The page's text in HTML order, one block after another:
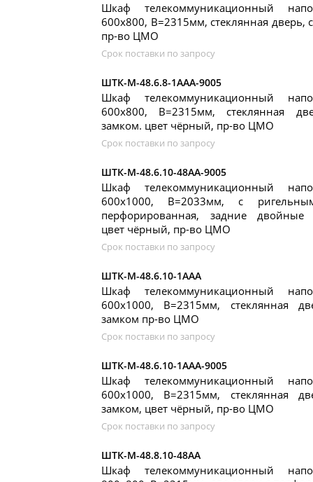
Шкаф телекоммуникационный
600x800, В=2315мм, стеклянная дверь,
пр-во ЦМО
Срок поставки по запросу
ШТК-М-48.6.8-1ААА-9005
Шкаф телекоммуникационный
600x800, В=2315мм, стеклянная
замком. цвет чёрный, пр-во ЦМО
Срок поставки по запросу
ШТК-М-48.6.10-48АА-9005
Шкаф телекоммуникационный
600x1000, В=2033мм, с
перфорированная, задние двойные
цвет чёрный, пр-во ЦМО
Срок поставки по запросу
ШТК-М-48.6.10-1ААА
Шкаф телекоммуникационный
600x1000, В=2315мм, стеклянная
замком пр-во ЦМО
Срок поставки по запросу
ШТК-М-48.6.10-1ААА-9005
Шкаф телекоммуникационный
600x1000, В=2315мм, стеклянная
замком, цвет чёрный, пр-во ЦМО
Срок поставки по запросу
ШТК-М-48.8.10-48АА
Шкаф телекоммуникационный